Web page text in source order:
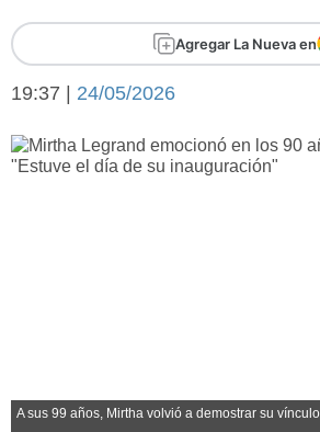
Aplausos
Cines
Economía y campo
Economía y
Espacio
Clasificados
Agregar La Nueva en
19:37 | 24/05/2026
A sus 99 años, Mirtha volvió a demostrar su